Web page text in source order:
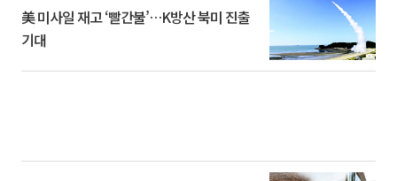
美 미사일 재고 ‘빨간불’…K방산 북미 진출
기대